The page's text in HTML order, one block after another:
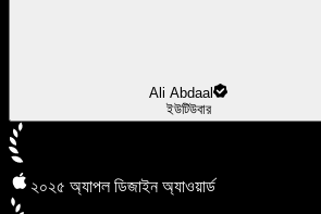
Ali Abdaal
ইউটিউবার
২০২৫ অ্যাপল ডিজাইন অ্যাওয়ার্ড